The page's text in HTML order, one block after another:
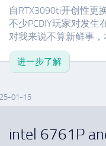
自RTX3090ti开创性更
不少PCDIY玩家对发生
对我来说不算新鲜事
进一步了解
01-15
intel 6761P